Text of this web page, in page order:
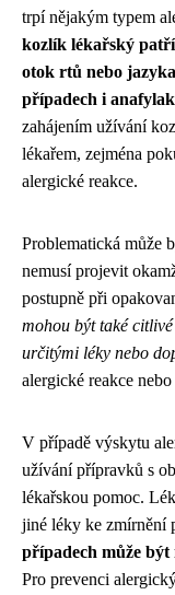
trpí nějakým typem
kozlík lékařský
otok rtů nebo
případech i
zahájením užívání
lékařem, zejména
alergické reakce.
Problematická může
nemusí projevit
postupně při
mohou být také
určitými léky nebo
alergické reakce
V případě výskytu
užívání přípravků s
lékařskou pomoc.
jiné léky ke zmírnění
případech může být
Pro prevenci